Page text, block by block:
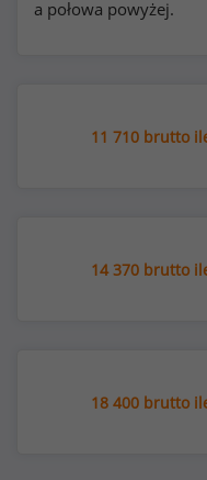
a połowa powyżej.
11 710 brutto
14 370 brutto
18 400 brutto